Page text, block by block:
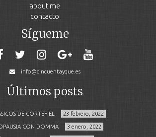
about me
contacto
Sígueme
info@cincuentayque.es
Últimos posts
DE CORTEFIEL 23 febrero, 2022
CON DOMMA 3 enero, 2022